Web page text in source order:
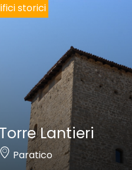
storici
Torre Lantieri
Paratico